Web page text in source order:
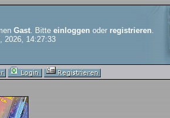
Gast. Bitte einloggenoder registrieren.
2026, 14:27:33